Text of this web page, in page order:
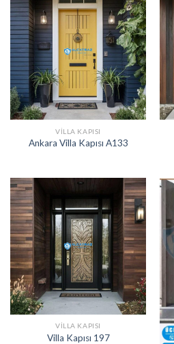
VILLA KAPISI
Ankara Villa Kapısı A133
VILLA KAPISI
Villa Kapısı 197